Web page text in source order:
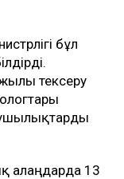
бұл
тексеру
алаңдарда 13